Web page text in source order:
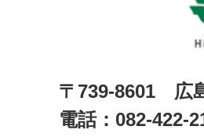
〒739-8601 広
電話：082-422-